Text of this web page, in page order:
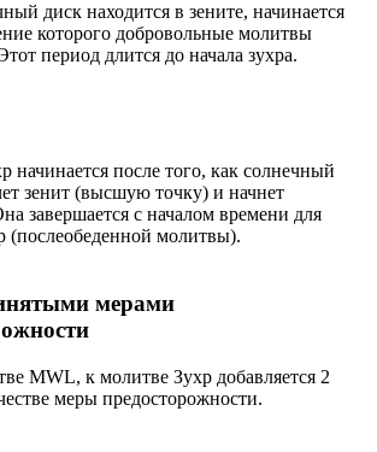
диск находится в зените, начинается
которого добровольные молитвы
период длится до начала зухра.
начинается после того, как солнечный
зенит (высшую точку) и начнет
завершается с началом времени для
(послеобеденной молитвы).
мерами
MWL, к молитве Зухр добавляется 2
меры предосторожности.